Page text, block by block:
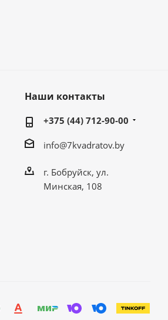
Наши контакты
+375 (44) 712-90-00
info@7kvadratov.by
г. Бобруйск, ул.
Минская, 108